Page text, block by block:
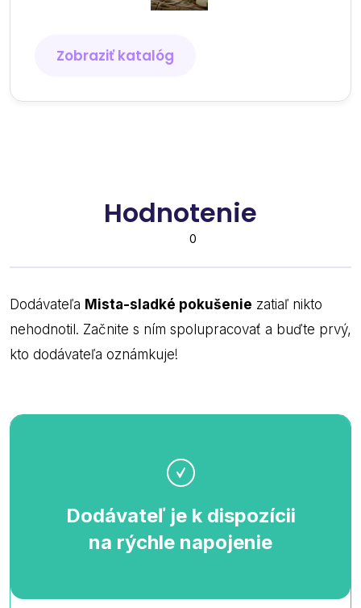
Zobraziť katalóg
Hodnotenie
0
Dodávateľa Mista-sladké pokušenie zatiaľ nikto
nehodnotil. Začnite s ním spolupracovať a buďte prvý,
kto dodávateľa oznámkuje!
Dodávateľ je k dispozícii
na rýchle napojenie